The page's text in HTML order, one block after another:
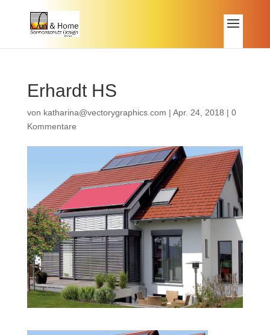
Erhardt HS
von katharina@vectorygraphics.com | Apr. 24, 2018 | 0
Kommentare